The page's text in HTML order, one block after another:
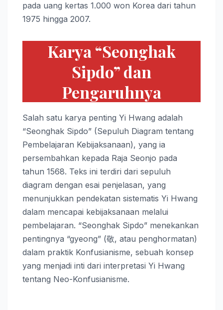
pada uang kertas 1.000 won Korea dari tahun
1975 hingga 2007.
Karya “Seonghak
Sipdo” dan
Pengaruhnya
Salah satu karya penting Yi Hwang adalah
“Seonghak Sipdo” (Sepuluh Diagram tentang
Pembelajaran Kebijaksanaan), yang ia
persembahkan kepada Raja Seonjo pada
tahun 1568. Teks ini terdiri dari sepuluh
diagram dengan esai penjelasan, yang
menunjukkan pendekatan sistematis Yi Hwang
dalam mencapai kebijaksanaan melalui
pembelajaran. “Seonghak Sipdo” menekankan
pentingnya “gyeong” (敬, atau penghormatan)
dalam praktik Konfusianisme, sebuah konsep
yang menjadi inti dari interpretasi Yi Hwang
tentang Neo-Konfusianisme.